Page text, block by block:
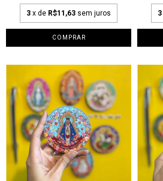
3 x de R$11,63 sem juros 3